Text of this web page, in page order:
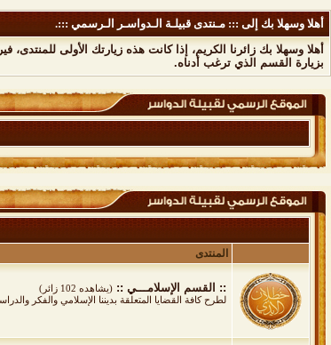
أهلا وسهلا بك إلى ::: مـنتدى قبيلـة الـدواسـر الـرسمي :::.
أهلا وسهلا بك زائرنا الكريم، إذا كانت هذه زيارتك الأولى للمنتدى،
بزيارة القسم الذي ترغب أدناه.
المنتدى
:: القسم الإسلامـــي :: (يشاهده 102 زائر)
لطرح كافة القضايا المتعلقة بديننا الإسلامي والفكر